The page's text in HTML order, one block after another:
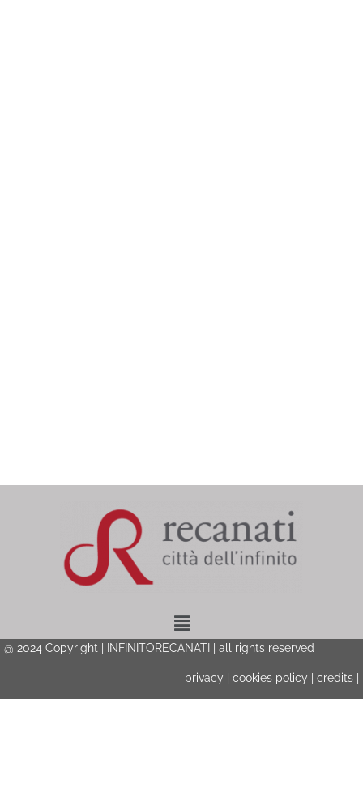
Menu
@ 2024 Copyright | INFINITORECANATI | all rights reserved
privacy cookies policy credits